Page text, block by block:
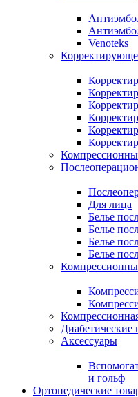
Venoteks
Для лица
Белье
Белье
Белье
Белье
Диабетические
Аксессуары
и гольф
Ортопедические